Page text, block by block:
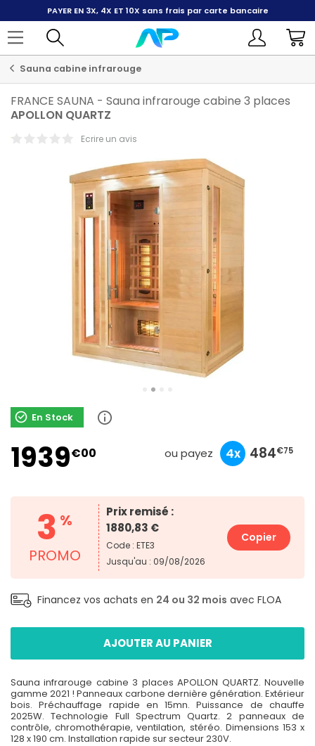
PAYER EN 3X, 4X ET 10X sans frais par carte bancaire
Sauna cabine infrarouge
FRANCE SAUNA - Sauna infrarouge cabine 3 places
APOLLON QUARTZ
Ecrire un avis
En Stock
1939€00 ou payez
646€33 4x 484€75
193€90
3 %
PROMO
Prix remisé :
1880,83 €
Code : ETE3
Jusqu'au : 09/08/2026
Copier
Financez vos achats en 24 ou 32 mois avec FLOA
AJOUTER AU PANIER
Sauna infrarouge cabine 3 places APOLLON QUARTZ. Nouvelle
gamme 2021 ! Panneaux carbone dernière génération. Extérieur
bois. Préchauffage rapide en 15mn. Puissance de chauffe
2025W. Technologie Full Spectrum Quartz. 2 panneaux de
contrôle, chromothérapie, ventilation, stéréo. Dimensions 153 x
128 x 190 cm. Installation rapide sur secteur 230V.